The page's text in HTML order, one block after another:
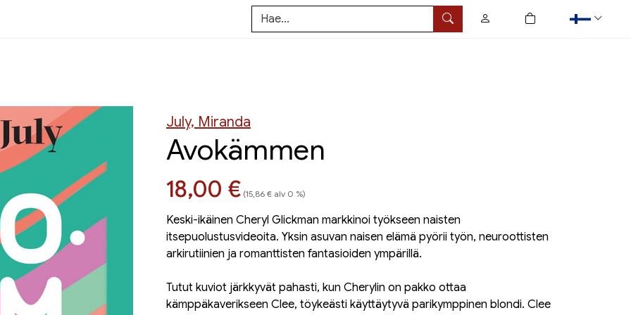
Hae
0
tuotetta ostoskorissa
July, Miranda
Avokämmen
Hinta nyt
18,00 € (15,86 € alv 0 %)
Keski-ikäinen Cheryl Glickman markkinoi työkseen naisten
itsepuolustusvideoita. Yksin asuvan naisen elämä pyörii työn, neuroottisten
arkirutiinien ja romanttisten fantasioiden ympärillä.
Tutut kuviot järkkyvät pahasti, kun Cherylin on pakko ottaa
kämppäkaverikseen Clee, töykeästi käyttäytyvä parikymppinen blondi. Clee